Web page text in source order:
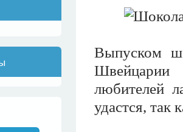
Выпуском
Швейцарии
любителей
удастся, так